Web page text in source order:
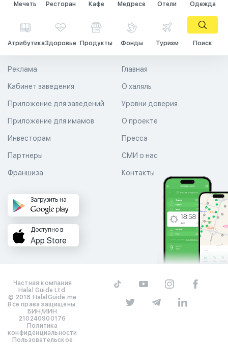
Мечеть Ресторан Кафе Медресе Отели Одежда
АтрибутикаЗдоровье Продукты Фонды Туризм Поиск
Главная
О халяль
Уровни доверия
Реклама
Кабинет заведения
Приложение для заведений
Приложение для имамов О проекте
Пресса
СМИ о нас
Контакты
Инвесторам
Партнеры
Франшиза
Загрузить на
Доступно в
App Store
Частная компания
Halal Guide Ltd.
© 2018 HalalGuide.me
Все права защищены.
БИН/ИИН
210240900176
Политика
конфиденциальности
Пользовательское